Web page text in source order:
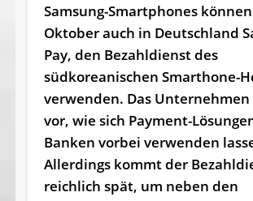
Samsung-Smartphones
Oktober auch in Deutschland
Pay, den Bezahldienst des
südkoreanischen Smarthone-
verwenden. Das
vor, wie sich Payment-
Banken vorbei verwenden
Allerdings kommt der
reichlich spät, um neben den